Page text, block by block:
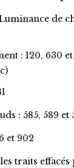
de
: 120, 630
: 585, 589 et
et 902
traits effacés